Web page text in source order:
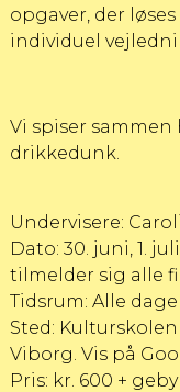
opgaver, der
individuel
Vi spiser sammen
drikkedunk.
Undervisere:
Dato: 30. juni, 1.
tilmelder sig alle
Tidsrum: Alle dage
Sted:
Viborg. Vis på
Pris: kr. 600 +